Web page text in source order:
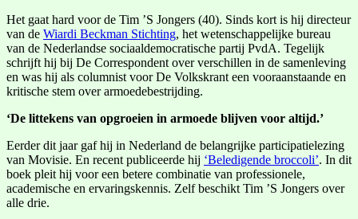
Het gaat hard voor de Tim ’S Jongers (40). Sinds kort is hij directeur
van de Wiardi Beckman Stichting, het wetenschappelijke bureau
van de Nederlandse sociaaldemocratische partij PvdA. Tegelijk
schrijft hij bij De Correspondent over verschillen in de samenleving
en was hij als columnist voor De Volkskrant een vooraanstaande en
kritische stem over armoedebestrijding.
‘De littekens van opgroeien in armoede blijven voor altijd.’
Eerder dit jaar gaf hij in Nederland de belangrijke participatielezing
van Movisie. En recent publiceerde hij ‘Beledigende broccoli’. In dit
boek pleit hij voor een betere combinatie van professionele,
academische en ervaringskennis. Zelf beschikt Tim ’S Jongers over
alle drie.